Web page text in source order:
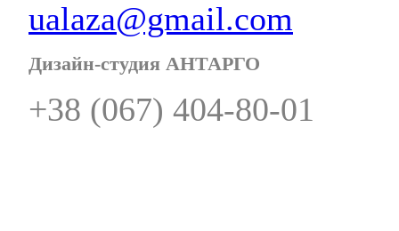
ualaza@gmail.com
Дизайн-студия АНТАРГО
+38 (067) 404-80-01